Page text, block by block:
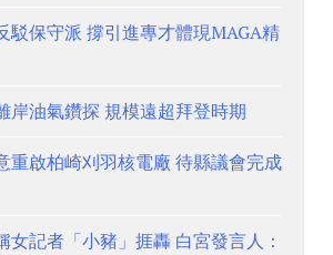
駁保守派 撐引進專才體現MAGA精
岸油氣鑽探 規模遠超拜登時期
重啟柏崎刈羽核電廠 待縣議會完成
女記者「小豬」捱轟 白宮發言人：